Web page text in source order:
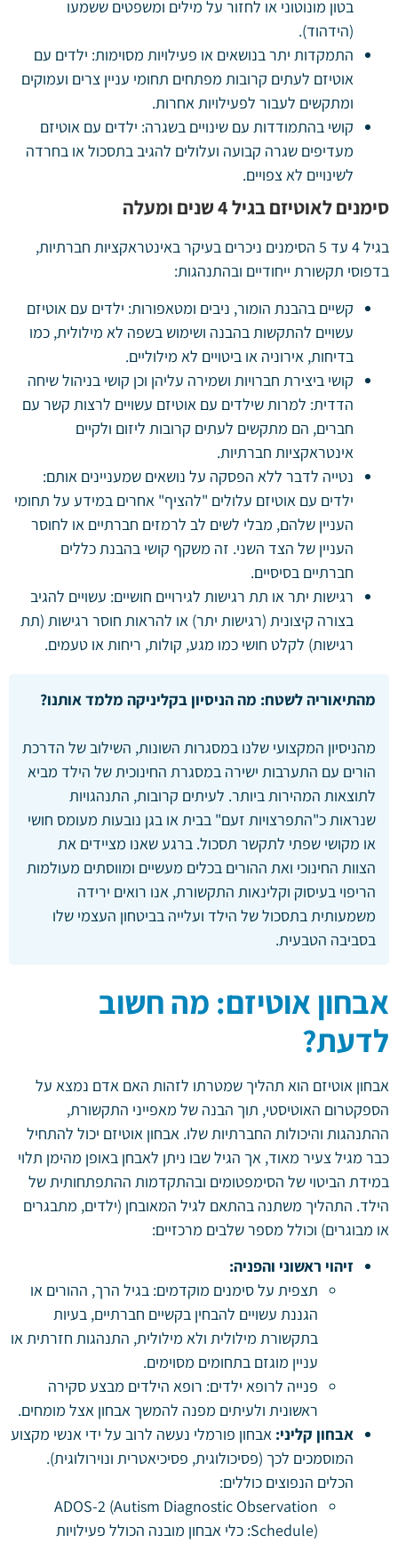
בטון מונוטוני או לחזור על מילים ומשפטים ששמעו
(הידהוד).
התמקדות יתר בנושאים או פעילויות מסוימות: ילדים עם
אוטיזם לעתים קרובות מפתחים תחומי עניין צרים ועמוקים
ומתקשים לעבור לפעילויות אחרות.
קושי בהתמודדות עם שינויים בשגרה: ילדים עם אוטיזם
מעדיפים שגרה קבועה ועלולים להגיב בתסכול או בחרדה
לשינויים לא צפויים.
סימנים לאוטיזם בגיל 4 שנים ומעלה
בגיל 4 עד 5 הסימנים ניכרים בעיקר באינטראקציות חברתיות,
בדפוסי תקשורת ייחודיים ובהתנהגות:
קשיים בהבנת הומור, ניבים ומטאפורות: ילדים עם אוטיזם
עשויים להתקשות בהבנה ושימוש בשפה לא מילולית, כמו
בדיחות, אירוניה או ביטויים לא מילוליים.
קושי ביצירת חברויות ושמירה עליהן וכן קושי בניהול שיחה
הדדית: למרות שילדים עם אוטיזם עשויים לרצות קשר עם
חברים, הם מתקשים לעתים קרובות ליזום ולקיים
אינטראקציות חברתיות.
נטייה לדבר ללא הפסקה על נושאים שמעניינים אותם:
ילדים עם אוטיזם עלולים "להציף" אחרים במידע על תחומי
העניין שלהם, מבלי לשים לב לרמזים חברתיים או לחוסר
העניין של הצד השני. זה משקף קושי בהבנת כללים
חברתיים בסיסיים.
רגישות יתר או תת רגישות לגירויים חושיים: עשויים להגיב
בצורה קיצונית (רגישות יתר) או להראות חוסר רגישות (תת
רגישות) לקלט חושי כמו מגע, קולות, ריחות או טעמים.
מהתיאוריה לשטח: מה הניסיון בקליניקה מלמד אותנו?
מהניסיון המקצועי שלנו במסגרות השונות, השילוב של הדרכת
הורים עם התערבות ישירה במסגרת החינוכית של הילד מביא
לתוצאות המהירות ביותר. לעיתים קרובות, התנהגויות
שנראות כ"התפרצויות זעם" בבית או בגן נובעות מעומס חושי
או מקושי שפתי לתקשר תסכול. ברגע שאנו מציידים את
הצוות החינוכי ואת ההורים בכלים מעשיים ומווסתים מעולמות
הריפוי בעיסוק וקלינאות התקשורת, אנו רואים ירידה
משמעותית בתסכול של הילד ועלייה בביטחון העצמי שלו
בסביבה הטבעית.
אבחון אוטיזם: מה חשוב
לדעת?
אבחון אוטיזם הוא תהליך שמטרתו לזהות האם אדם נמצא על
הספקטרום האוטיסטי, תוך הבנה של מאפייני התקשורת,
ההתנהגות והיכולות החברתיות שלו. אבחון אוטיזם יכול להתחיל
כבר מגיל צעיר מאוד, אך הגיל שבו ניתן לאבחן באופן מהימן תלוי
במידת הביטוי של הסימפטומים ובהתקדמות ההתפתחותית של
הילד. התהליך משתנה בהתאם לגיל המאובחן (ילדים, מתבגרים
או מבוגרים) וכולל מספר שלבים מרכזיים:
זיהוי ראשוני והפניה:
תצפית על סימנים מוקדמים: בגיל הרך, ההורים או
הגננת עשויים להבחין בקשיים חברתיים, בעיות
בתקשורת מילולית ולא מילולית, התנהגות חזרתית או
עניין מוגזם בתחומים מסוימים.
פנייה לרופא ילדים: רופא הילדים מבצע סקירה
ראשונית ולעיתים מפנה להמשך אבחון אצל מומחים.
אבחון קליני: אבחון פורמלי נעשה לרוב על ידי אנשי מקצוע
המוסמכים לכך (פסיכולוגית, פסיכיאטרית ונוירולוגית).
הכלים הנפוצים כוללים:
ADOS-2 (Autism Diagnostic Observation
Schedule): כלי אבחון מובנה הכולל פעילויות